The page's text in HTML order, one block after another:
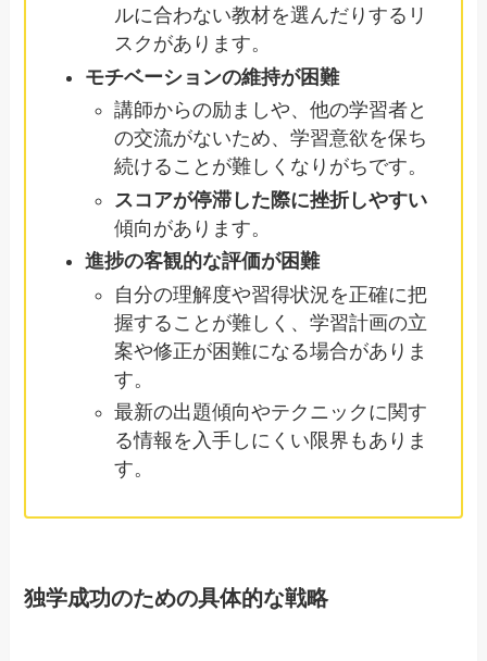
ルに合わない教材を選んだりするリ
スクがあります。
モチベーションの維持が困難
講師からの励ましや、他の学習者と
の交流がないため、学習意欲を保ち
続けることが難しくなりがちです。
スコアが停滞した際に挫折しやすい
傾向があります。
進捗の客観的な評価が困難
自分の理解度や習得状況を正確に把
握することが難しく、学習計画の立
案や修正が困難になる場合がありま
す。
最新の出題傾向やテクニックに関す
る情報を入手しにくい限界もありま
す。
独学成功のための具体的な戦略